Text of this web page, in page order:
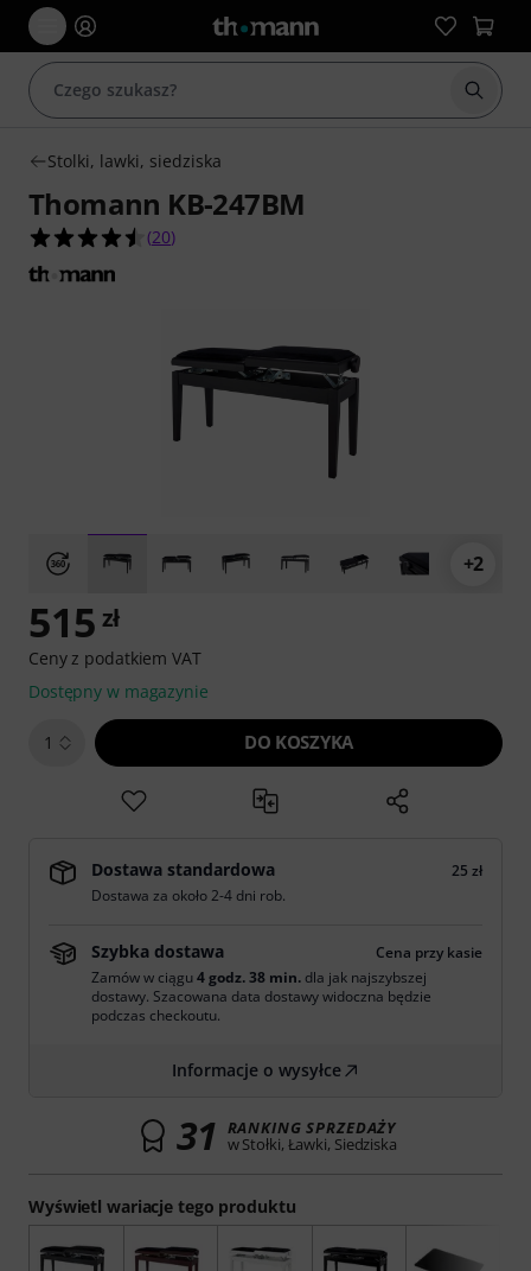
Stolki, lawki, siedziska
Thomann KB-247BM
4.5 na 5 gwiazdek z 20 ocen klientów
(20)
+2
Wyświetl wariacje tego produktu
515 zł
Ceny z podatkiem VAT
Dostępny w magazynie
1 DO KOSZYKA
Dostawa standardowa
25 zł
Dostawa za około 2-4 dni rob.
Szybka dostawa
Cena przy kasie
Zamów w ciągu4 godz. 38 min. dla jak najszybszej
dostawy. Szacowana data dostawy widoczna będzie
podczas checkoutu.
Informacje o wysyłce
31 RANKING SPRZEDAŻY
w Stołki, Ławki, Siedziska